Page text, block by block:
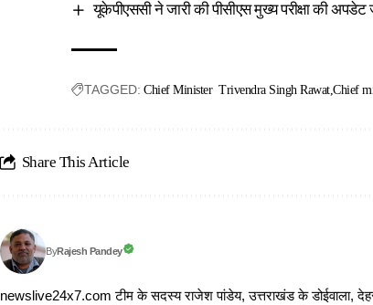
यूकेपीएससी ने जारी की पीसीएस मुख्य परीक्षा की अपडेट
TAGGED: Chief Minister Trivendra Singh Rawat Chief
Share This Article
ByRajesh Pandey
newslive24x7.com टीम के सदस्य राजेश पांडेय, उत्तराखंड के डोईवाला,